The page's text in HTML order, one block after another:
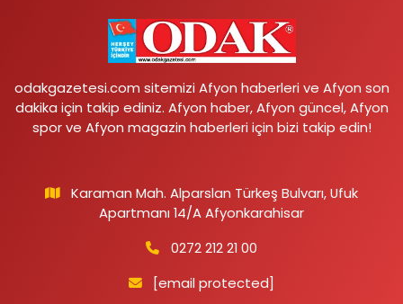
odakgazetesi.com sitemizi Afyon haberleri ve Afyon son
dakika için takip ediniz. Afyon haber, Afyon güncel, Afyon
spor ve Afyon magazin haberleri için bizi takip edin!
Karaman Mah. Alparslan Türkeş Bulvarı, Ufuk
Apartmanı 14/A Afyonkarahisar
0272 212 21 00
[email protected]